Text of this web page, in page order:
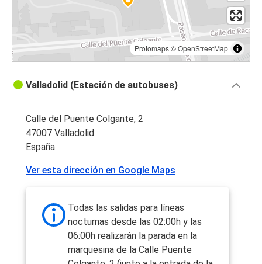
Protomaps©OpenStreetMap
Valladolid (Estación de autobuses)
Calle del Puente Colgante, 2
47007 Valladolid
España
Ver esta dirección en Google Maps
Todas las salidas para líneas
nocturnas desde las 02:00h y las
06:00h realizarán la parada en la
marquesina de la Calle Puente